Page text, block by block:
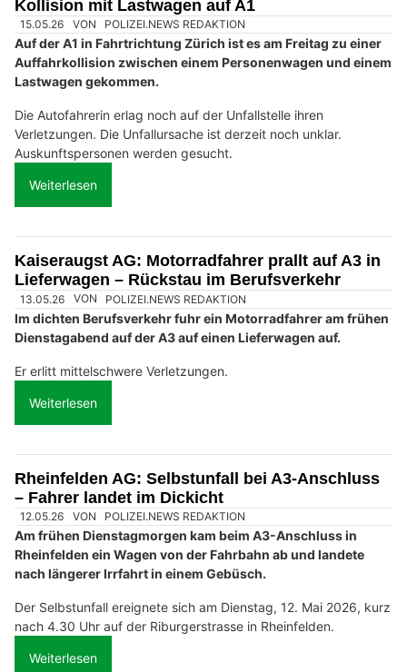
Kollision mit Lastwagen auf A1
15.05.26 VON POLIZEI.NEWS REDAKTION
Auf der A1 in Fahrtrichtung Zürich ist es am Freitag zu einer
Auffahrkollision zwischen einem Personenwagen und einem
Lastwagen gekommen.
Die Autofahrerin erlag noch auf der Unfallstelle ihren
Verletzungen. Die Unfallursache ist derzeit noch unklar.
Auskunftspersonen werden gesucht.
Weiterlesen
Kaiseraugst AG: Motorradfahrer prallt auf A3 in
Lieferwagen – Rückstau im Berufsverkehr
13.05.26 VON POLIZEI.NEWS REDAKTION
Im dichten Berufsverkehr fuhr ein Motorradfahrer am frühen
Dienstagabend auf der A3 auf einen Lieferwagen auf.
Er erlitt mittelschwere Verletzungen.
Weiterlesen
Rheinfelden AG: Selbstunfall bei A3-Anschluss
– Fahrer landet im Dickicht
12.05.26 VON POLIZEI.NEWS REDAKTION
Am frühen Dienstagmorgen kam beim A3-Anschluss in
Rheinfelden ein Wagen von der Fahrbahn ab und landete
nach längerer Irrfahrt in einem Gebüsch.
Der Selbstunfall ereignete sich am Dienstag, 12. Mai 2026, kurz
nach 4.30 Uhr auf der Riburgerstrasse in Rheinfelden.
Weiterlesen